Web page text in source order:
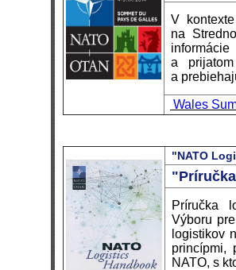
V
na
a
a
Wales
"NATO
Príručka
Výboru
logistikov
princípmi,
NATO, s